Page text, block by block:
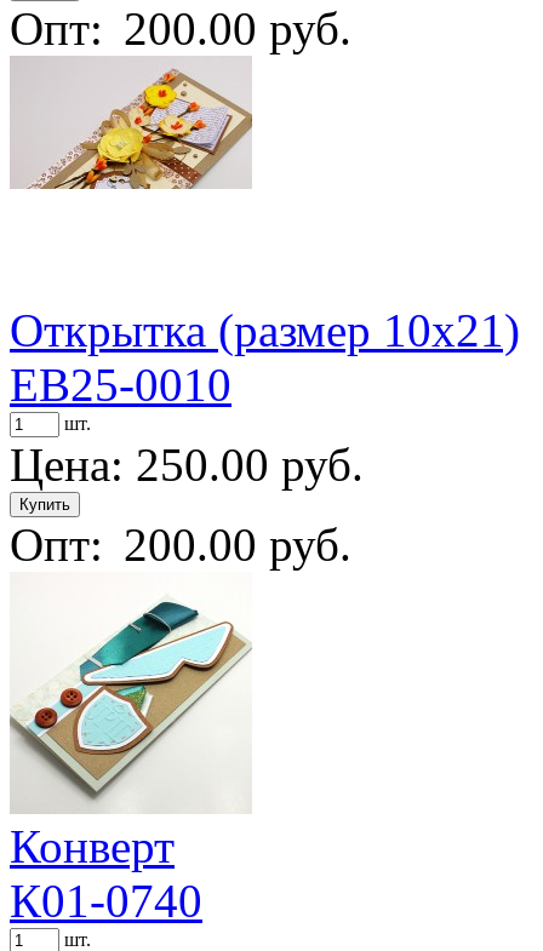
Опт: 200.00 руб.
Открытка (размер 10х21)
ЕВ25-0010
шт.
Цена: 250.00 руб.
Опт: 200.00 руб.
Конверт
К01-0740
шт.